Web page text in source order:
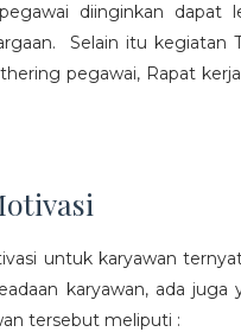
diinginkan dapat
Selain itu kegiatan
pegawai, Rapat
untuk karyawan
karyawan, ada
tersebut meliputi :